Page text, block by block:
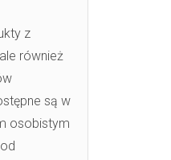
z
również
są w
osobistym